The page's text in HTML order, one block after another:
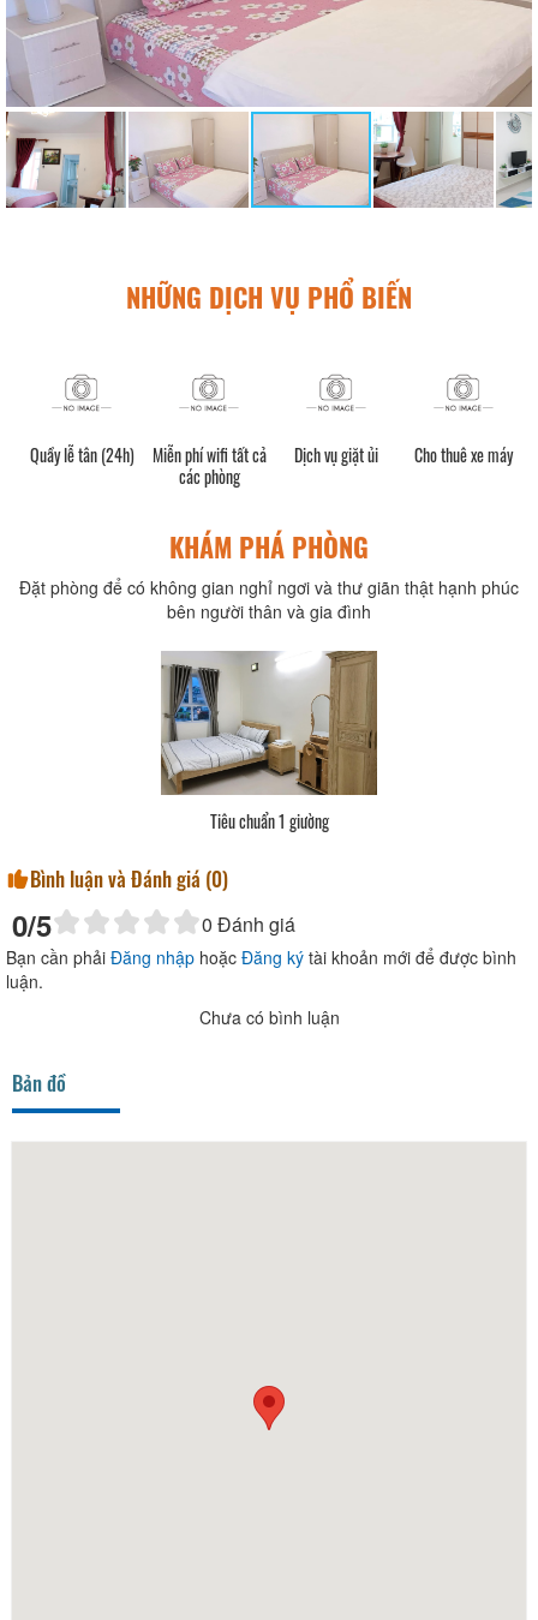
NHỮNG DỊCH VỤ PHỔ BIẾN
Quầy lễ tân (24h)
Miễn phí wifi tất cả
các phòng
Dịch vụ giặt ủi Cho thuê xe máy
KHÁM PHÁ PHÒNG
Đặt phòng để có không gian nghỉ ngơi và thư giãn thật hạnh phúc
bên người thân và gia đình
Tiêu chuẩn 1 giường
Bình luận và Đánh giá (0)
0/5 0 Đánh giá
Bạn cần phải Đăng nhập hoặc Đăng ký tài khoản mới để được bình
luận.
Chưa có bình luận
Bản đồ